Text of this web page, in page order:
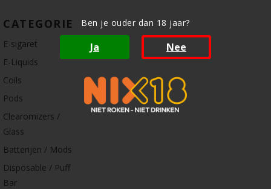
Ben je ouder dan 18 jaar?
Ja Nee
CATEGORIE
E-sigaret
E-Liquids
Coils
Pods
Clearomizers /
Glass
Batterijen / Mods
Disposable / Puff
Bar